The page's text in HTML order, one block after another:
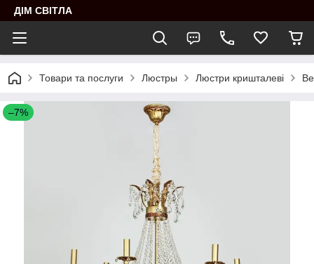
ДІМ СВІТЛА
Товари та послуги Люстры Люстри кришталеві
–7%